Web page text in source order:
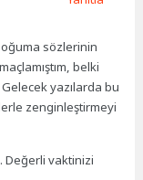
sözlerinin
belki
yazılarda bu
zenginleştirmeyi
Değerli vaktinizi